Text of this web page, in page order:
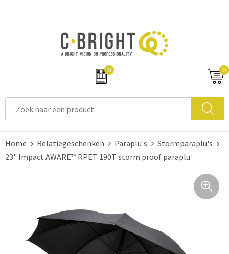
0 0
Home Relatiegeschenken Paraplu's
Stormparaplu's
23" Impact AWARE™ RPET 190T storm proof paraplu